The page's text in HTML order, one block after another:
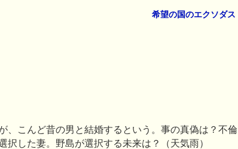
希望の国のエクソダス
、こんど昔の男と結婚するという。事の真偽は？不倫
択した妻。野島が選択する未来は？（天気雨）